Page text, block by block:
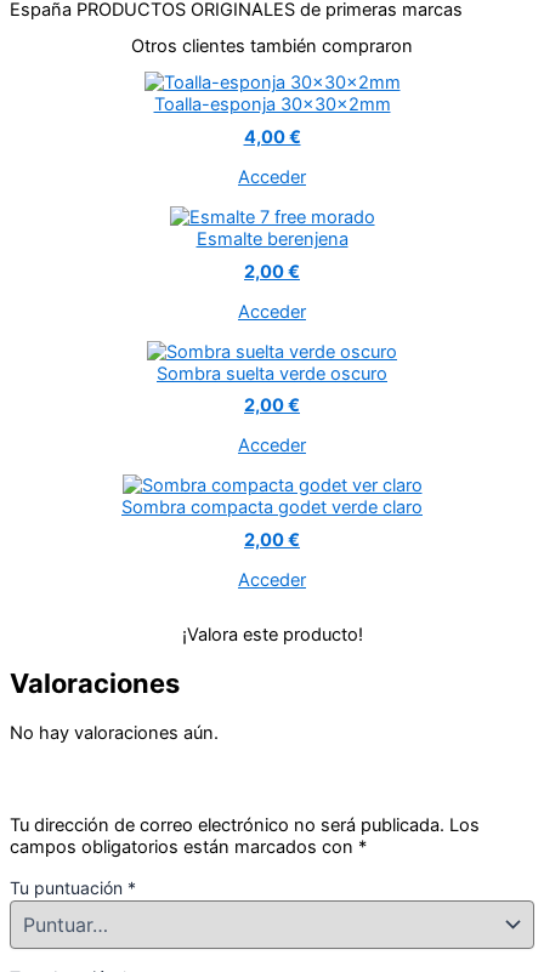
Otros clientes también compraron
Toalla-esponja 30x30x2mm
4,00 €
Esmalte berenjena
2,00 €
Sombra suelta verde oscuro
2,00 €
Sombra compacta godet verde claro
2,00 €
campos obligatorios están marcados con *
Tu valoración*